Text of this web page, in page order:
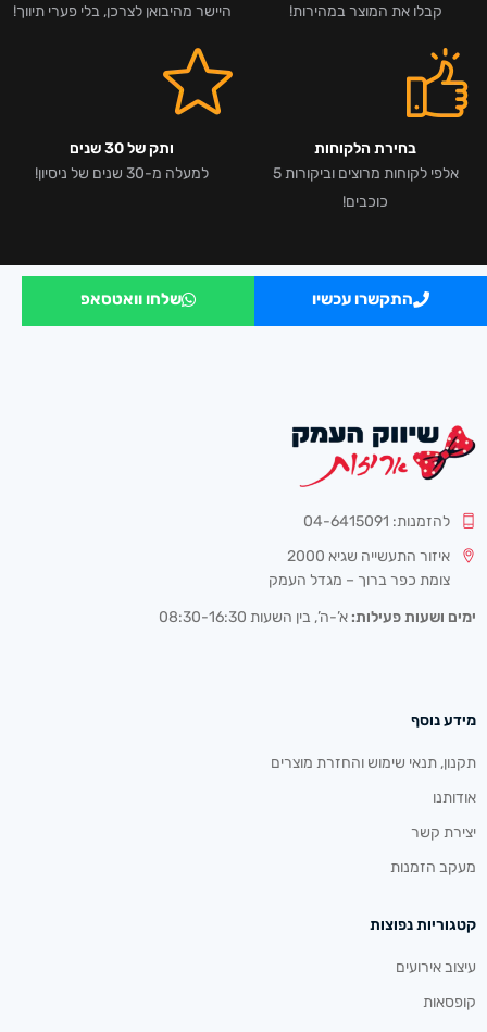
קבלו את המוצר במהירות!
היישר מהיבואן לצרכן, בלי פערי תיווך!
בחירת הלקוחות
אלפי לקוחות מרוצים וביקורות 5
כוכבים!
ותק של 30 שנים
למעלה מ-30 שנים של ניסיון!
התקשרו עכשיו שלחו וואטסאפ
להזמנות: 04-6415091
איזור התעשייה שגיא 2000
צומת כפר ברוך – מגדל העמק
ימים ושעות פעילות: א’-ה’, בין השעות 08:30-16:30
מידע נוסף
תקנון, תנאי שימוש והחזרת מוצרים
אודותנו
יצירת קשר
מעקב הזמנות
קטגוריות נפוצות
עיצוב אירועים
קופסאות